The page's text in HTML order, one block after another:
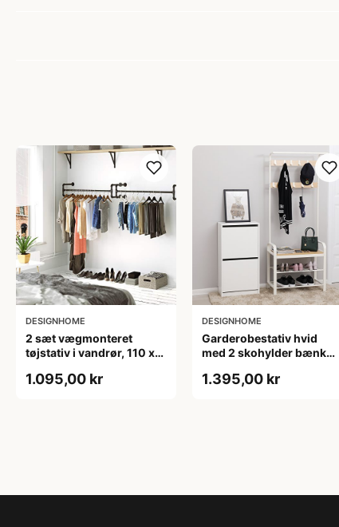
DESIGNHOME
2 sæt vægmonteret
tøjstativ i vandrør, 110 x
1.095,00 kr
DESIGNHOME
Garderobestativ hvid
med 2 skohylder bænk
1.395,00 kr